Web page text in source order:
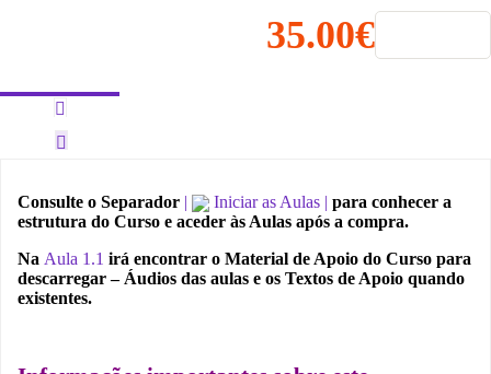
35.00€
Consulte o Separador | Iniciar as Aulas | para conhecer a
estrutura do Curso e aceder às Aulas após a compra.
Na Aula 1.1 irá encontrar o Material de Apoio do Curso para
descarregar – Áudios das aulas e os Textos de Apoio quando
existentes.